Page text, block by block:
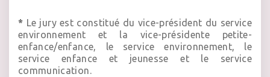
* Le jury est constitué du vice-président du service
environnement et la vice-présidente petite-
enfance/enfance, le service environnement, le
service enfance et jeunesse et le service
communication.